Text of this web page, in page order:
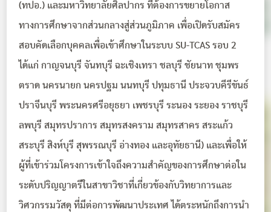
(ทปอ.) และมหาวิทยาลัยศิลปากร ที่ต้องการขยายโอกาส
ทางการศึกษาจากส่วนกลางสู่ส่วนภูมิภาค เพื่อเปิดรับสมัคร
สอบคัดเลือกบุคคลเพื่อเข้าศึกษาในระบบ SU-TCAS รอบ 2
ได้แก่ กาญจนบุรี จันทบุรี ฉะเชิงเทรา ชลบุรี ชัยนาท ชุมพร
ตราด นครนายก นครปฐม นนทบุรี ปทุมธานี ประจวบคีรีขันธ์
ปราจีนบุรี พระนครศรีอยุธยา เพชรบุรี ระนอง ระยอง ราชบุรี
ลพบุรี สมุทรปราการ สมุทรสงคราม สมุทรสาคร สระแก้ว
สระบุรี สิงห์บุรี สุพรรณบุรี อ่างทอง และอุทัยธานี) และเพื่อให้
ผู้ที่เข้าร่วมโครงการเข้าใจถึงความสำคัญของการศึกษาต่อใน
ระดับปริญญาตรีในสาขาวิชาที่เกี่ยวข้องกับวิทยาการและ
วิศวกรรมวัสดุ ที่มีต่อการพัฒนาประเทศ ได้ตระหนักถึงการนำ